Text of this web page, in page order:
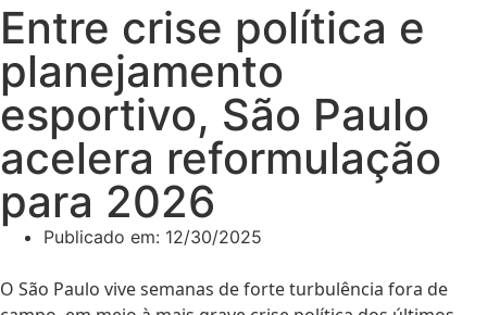
Entre crise política e
planejamento
esportivo, São Paulo
acelera reformulação
para 2026
Publicado em: 12/30/2025
O São Paulo vive semanas de forte turbulência fora de